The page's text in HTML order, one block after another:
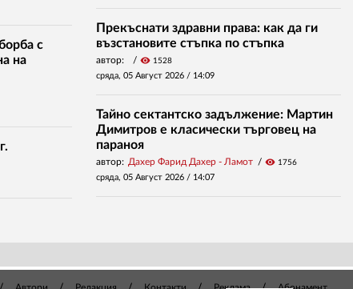
с
на
Прекъснати здравни права: как да ги
възстановите стъпка по стъпка
автор: visibility 1528
сряда, 05 Август 2026 / 14:09
Тайно сектантско задължение: Мартин
Димитров е класически търговец на
параноя
автор: Дахер Фарид Дахер - Ламот visibility 1756
сряда, 05 Август 2026 / 14:07